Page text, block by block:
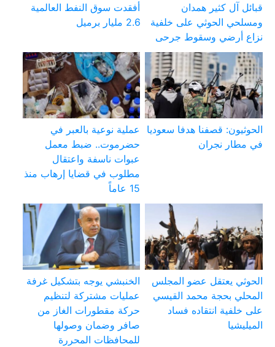
قبائل آل كثير همدان
ومسلحي الحوثي على خلفية
نزاع أرضي وسقوط جرحى
أفقدت سوق النفط العالمية
2.6 مليار برميل
الحوثيون: قصفنا هدفا سعوديا
في مطار نجران
عملية نوعية بالعبر في
حضرموت.. ضبط معمل
عبوات ناسفة واعتقال
مطلوب في قضايا إرهاب منذ
15 عاماً
الحوثي يعتقل عضو المجلس
المحلي بحجة محمد القيسي
على خلفية انتقاده فساد
الميليشيا
الخنبشي يوجه بتشكيل غرفة
عمليات مشتركة لتنظيم
حركة مقطورات الغاز من
صافر وضمان وصولها
للمحافظات المحررة